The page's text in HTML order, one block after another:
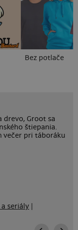
Bez potlače
drevo, Groot sa
štiepania.
večer pri táboráku
seriály